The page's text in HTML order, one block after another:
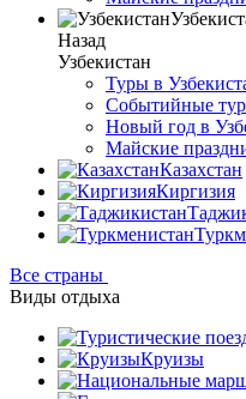
Назад
Узбекистан
Туры в
Событийные
Новый год в
Майские
Казахстан
Киргизия
Все страны
Виды отдыха
Круизы